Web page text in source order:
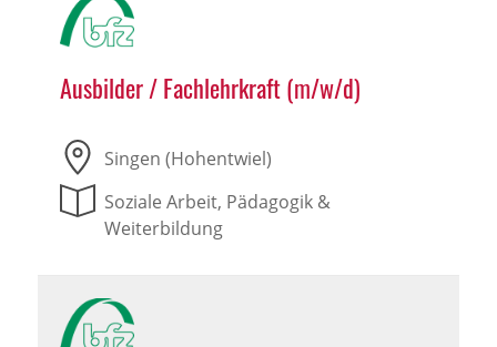
Ausbilder / Fachlehrkraft (m/w/d)
Singen (Hohentwiel)
Soziale Arbeit, Pädagogik &
Weiterbildung